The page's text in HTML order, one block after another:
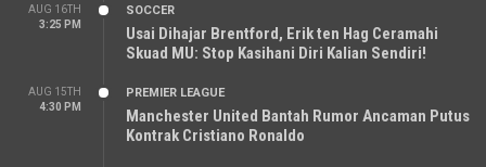
AUG 16TH
3:25 PM
SOCCER
Usai Dihajar Brentford, Erik ten Hag Ceramahi
Skuad MU: Stop Kasihani Diri Kalian Sendiri!
AUG 15TH
4:30 PM
PREMIER LEAGUE
Manchester United Bantah Rumor Ancaman Putus
Kontrak Cristiano Ronaldo